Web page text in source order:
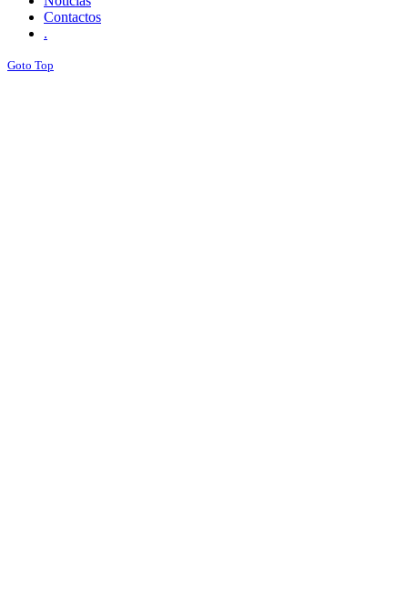
Contactos
.
Goto Top